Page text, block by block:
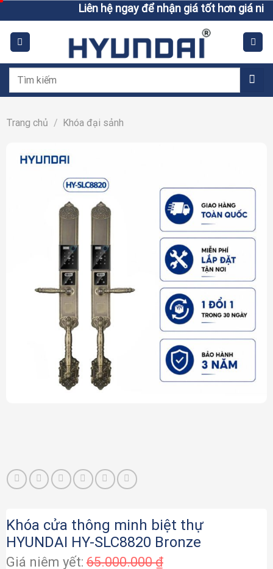
to
content
Liên hệ ngay để nhận giá tốt hơn giá niêm yết
Tìm
Trang chủ / Khóa đại sảnh
Khóa cửa thông minh biệt thự
HYUNDAI HY-SLC8820 Bronze
65.000.000₫